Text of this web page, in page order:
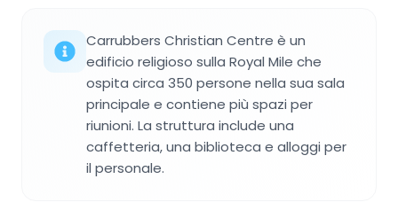
Carrubbers Christian Centre è un
edificio religioso sulla Royal Mile che
ospita circa 350 persone nella sua sala
principale e contiene più spazi per
riunioni. La struttura include una
caffetteria, una biblioteca e alloggi per
il personale.